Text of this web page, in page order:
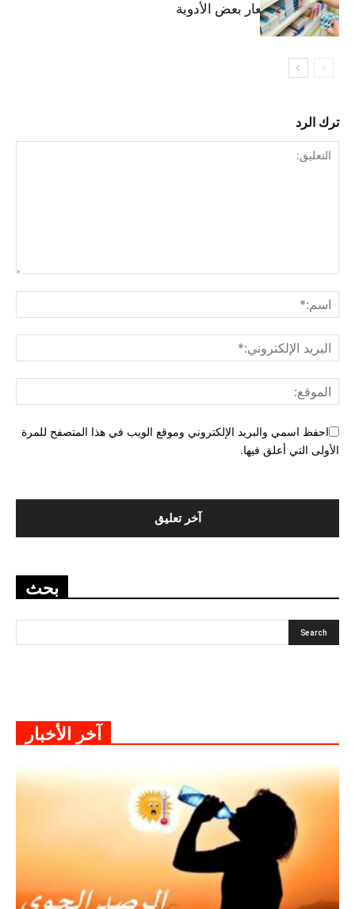
الأخيرة في أسعار بعض الأدوية
ترك الرد
احفظ اسمي والبريد الإلكتروني وموقع الويب في هذا المتصفح للمرة
الأولى التي أعلق فيها.
بحث
آخر الأخبار